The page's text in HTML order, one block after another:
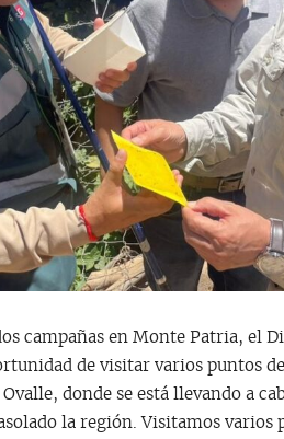
campañas en Monte Patria, el
de visitar varios puntos
donde se está llevando a
la región. Visitamos varios